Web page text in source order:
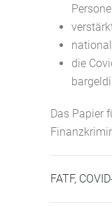
die
Das Papier
FATF,